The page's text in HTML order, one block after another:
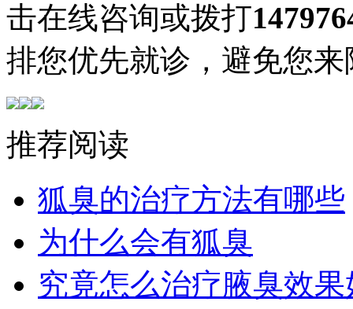
击在线咨询或拨打
排您优先就诊，避免您
推荐阅读
狐臭的治疗方法有哪些
为什么会有狐臭
究竟怎么治疗腋臭效果